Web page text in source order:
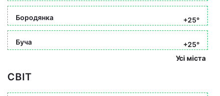
Бородянка +25°
Буча
+25°
Усі міста
СВІТ